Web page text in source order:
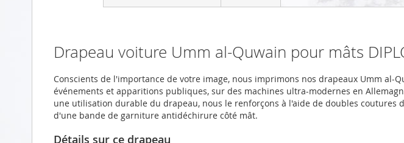
galleryDrapeau voiture Umm al-Quwain pour mâts
Conscients de l'importance de votre image, nous imprimons nos drapeaux Umm al-
événements et apparitions publiques, sur des machines ultra-modernes en
une utilisation durable du drapeau, nous le renforçons à l'aide de doubles coutures
d'une bande de garniture antidéchirure côté mât.
Détails sur ce drapeau